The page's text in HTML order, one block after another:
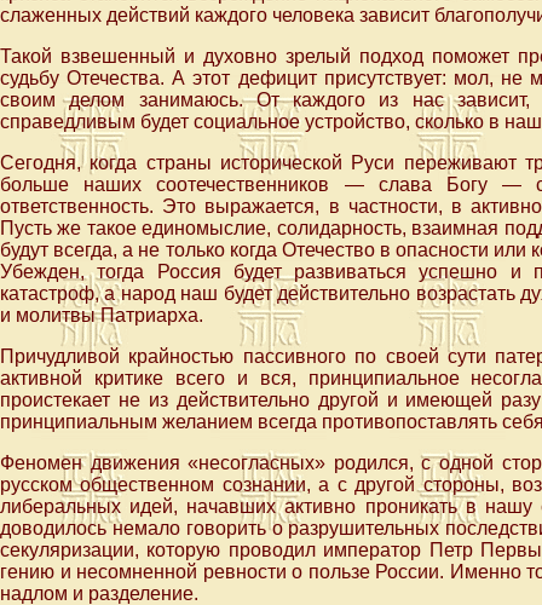
слаженных действий каждого человека зависит
Такой взвешенный и духовно зрелый подход поможет
судьбу Отечества. А этот дефицит присутствует: мол,
своим делом занимаюсь. От каждого из нас
справедливым будет социальное устройство, сколько в
Сегодня, когда страны исторической Руси переживают
больше наших соотечественников — слава Богу —
ответственность. Это выражается, в частности, в
Пусть же такое единомыслие, солидарность, взаимная
будут всегда, а не только когда Отечество в опасности или
Убежден, тогда Россия будет развиваться успешно и
катастроф, а народ наш будет действительно возрастать
и молитвы Патриарха.
Причудливой крайностью пассивного по своей сути
активной критике всего и вся, принципиальное
проистекает не из действительно другой и имеющей
принципиальным желанием всегда противопоставлять
Феномен движения «несогласных» родился, с одной
русском общественном сознании, а с другой стороны,
либеральных идей, начавших активно проникать в
доводилось немало говорить о разрушительных
секуляризации, которую проводил император Петр
гению и несомненной ревности о пользе России. Именно
надлом и разделение.